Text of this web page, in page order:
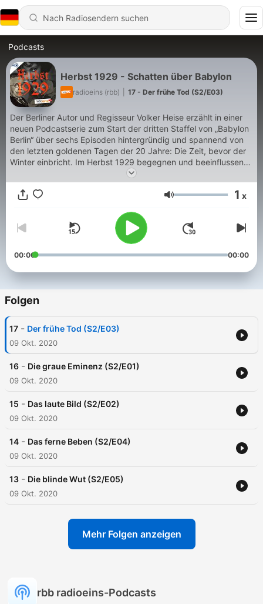
Podcasts
Herbst 1929 - Schatten über Babylon
radioeins (rbb) 17 - Der frühe Tod (S2/E03)
Der Berliner Autor und Regisseur Volker Heise erzählt in einer
neuen Podcastserie zum Start der dritten Staffel von „Babylon
Berlin“ über sechs Episoden hintergründig und spannend von
den letzten goldenen Tagen der 20 Jahre: Die Zeit, bevor der
Winter einbricht. Im Herbst 1929 begegnen und beeinflussen
sich zwei Lebensläufe, die unterschiedlicher nicht sein können:
die Lebensläufe von Alfred Hugenberg, Verleger und völkischer
Politiker, und von Marlene Dietrich, Schauspielerin und
Reich, der andere führt nach Hollywood. Im Herbst 1929
verweben sie sich eng ineinander, während die Republik von
politischen Verwerfungen geschüttelt wird. Die Gesellschaft ist
polarisiert, eine Wirtschaftskrise droht.
Lautstärke 1 x
00:00 00:00
Folgen
17 - Der frühe Tod (S2/E03)
09 Okt. 2020
16 - Die graue Eminenz (S2/E01)
09 Okt. 2020
15 - Das laute Bild (S2/E02)
09 Okt. 2020
14 - Das ferne Beben (S2/E04)
09 Okt. 2020
13 - Die blinde Wut (S2/E05)
09 Okt. 2020
Mehr Folgen anzeigen
rbb radioeins-Podcasts